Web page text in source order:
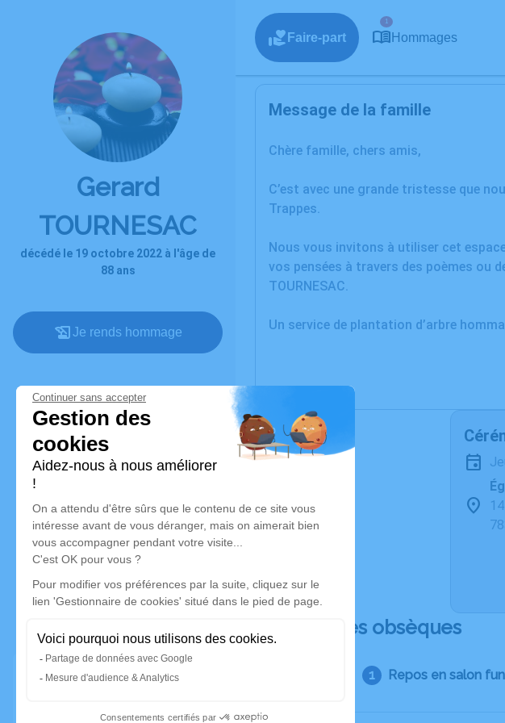
Gerard
TOURNESAC
décédé le 19 octobre 2022 à l'âge de
88 ans
Je rends hommage
Faire-part
1
Hommages
Message de la famille
Chère famille, chers amis,
C’est avec une grande tristesse que
Trappes.
Nous vous invitons à utiliser cet
vos pensées à travers des poèmes ou
TOURNESAC.
Un service de plantation d’arbre
Déroulé des obsèques
Repos en salon